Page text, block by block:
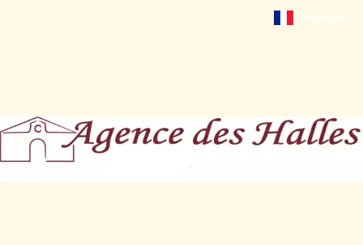
Français